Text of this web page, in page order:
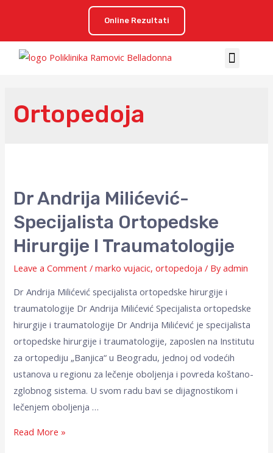
Online Rezultati
Ortopedoja
Dr Andrija Milićević-
Specijalista Ortopedske
Hirurgije I Traumatologije
Leave a Comment /marko vujacic,ortopedoja / Byadmin
Dr Andrija Milićević specijalista ortopedske hirurgije i
traumatologije Dr Andrija Milićević Specijalista ortopedske
hirurgije i traumatologije Dr Andrija Milićević je specijalista
ortopedske hirurgije i traumatologije, zaposlen na Institutu
za ortopediju „Banjica“ u Beogradu, jednoj od vodećih
ustanova u regionu za lečenje oboljenja i povreda koštano-
zglobnog sistema. U svom radu bavi se dijagnostikom i
lečenjem oboljenja …
Read More »